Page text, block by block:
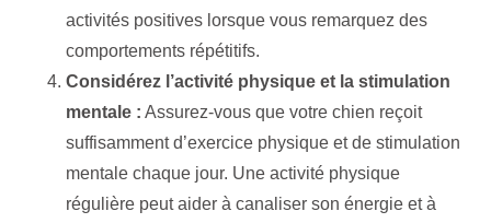
activités positives lorsque vous remarquez des
comportements répétitifs.
Considérez l’activité physique et la stimulation
mentale : Assurez-vous que votre chien reçoit
suffisamment d’exercice physique et de stimulation
mentale chaque jour. Une activité physique
régulière peut aider à canaliser son énergie et à